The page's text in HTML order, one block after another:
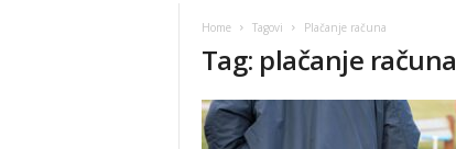
Home Tagovi Plačanje računa
Tag: plačanje računa